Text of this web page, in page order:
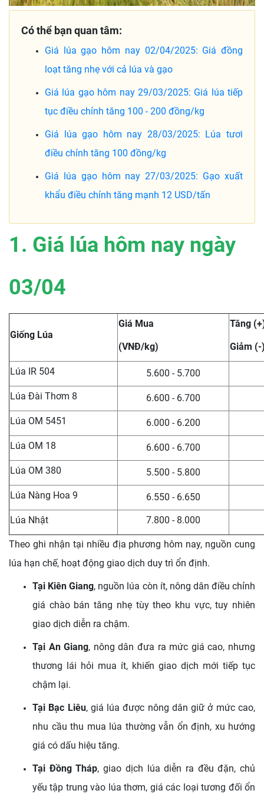
Có thể bạn quan tâm:
Giá lúa gạo hôm nay 02/04/2025: Giá đồng
loạt tăng nhẹ với cả lúa và gạo
Giá lúa gạo hôm nay 29/03/2025: Giá lúa tiếp
tục điều chỉnh tăng 100 - 200 đồng/kg
Giá lúa gạo hôm nay 28/03/2025: Lúa tươi
điều chỉnh tăng 100 đồng/kg
Giá lúa gạo hôm nay 27/03/2025: Gạo xuất
khẩu điều chỉnh tăng mạnh 12 USD/tấn
1. Giá lúa hôm nay ngày
03/04
Giống Lúa
Giá Mua
(VNĐ/kg)
Tăng
Giảm (-
Lúa IR 504 5.600 - 5.700
Lúa Đài Thơm 8 6.600 - 6.700
Lúa OM 5451 6.000 - 6.200
Lúa OM 18 6.600 - 6.700
Lúa OM 380 5.500 - 5.800
Lúa Nàng Hoa 9 6.550 - 6.650
Lúa Nhật 7.800 - 8.000
Theo ghi nhận tại nhiều địa phương hôm nay, nguồn cung
lúa hạn chế, hoạt động giao dịch duy trì ổn định.
Tại Kiên Giang, nguồn lúa còn ít, nông dân điều chỉnh
giá chào bán tăng nhẹ tùy theo khu vực, tuy nhiên
giao dịch diễn ra chậm.
Tại An Giang, nông dân đưa ra mức giá cao, nhưng
thương lái hỏi mua ít, khiến giao dịch mới tiếp tục
chậm lại.
Tại Bạc Liêu, giá lúa được nông dân giữ ở mức cao,
nhu cầu thu mua lúa thường vẫn ổn định, xu hướng
giá có dấu hiệu tăng.
Tại Đồng Tháp, giao dịch lúa diễn ra đều đặn, chủ
yếu tập trung vào lúa thơm, giá các loại tương đối ổn